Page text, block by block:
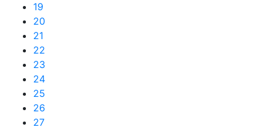
19
20
21
22
23
24
25
26
27